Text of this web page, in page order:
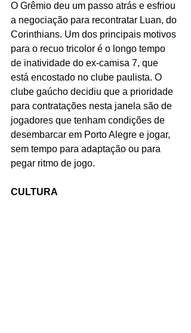
O Grêmio deu um passo atrás e esfriou
a negociação para recontratar Luan, do
Corinthians. Um dos principais motivos
para o recuo tricolor é o longo tempo
de inatividade do ex-camisa 7, que
está encostado no clube paulista. O
clube gaúcho decidiu que a prioridade
para contratações nesta janela são de
jogadores que tenham condições de
desembarcar em Porto Alegre e jogar,
sem tempo para adaptação ou para
pegar ritmo de jogo.
CULTURA